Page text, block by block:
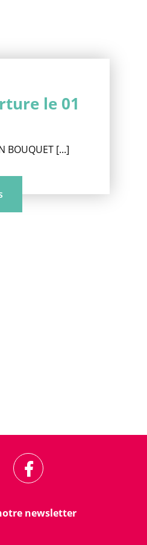
le 01
[...]
newsletter